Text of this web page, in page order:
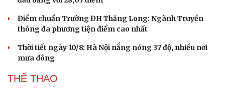
Điểm chuẩn Trường ĐH Thăng Long: Ngành Truyền
thông đa phương tiện điểm cao nhất
Thời tiết ngày 10/8: Hà Nội nắng nóng 37 độ, nhiều nơi
mưa dông
THỂ THAO